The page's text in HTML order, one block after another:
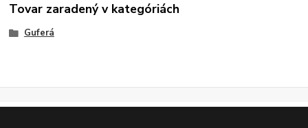
Tovar zaradený v kategóriách
Guferá